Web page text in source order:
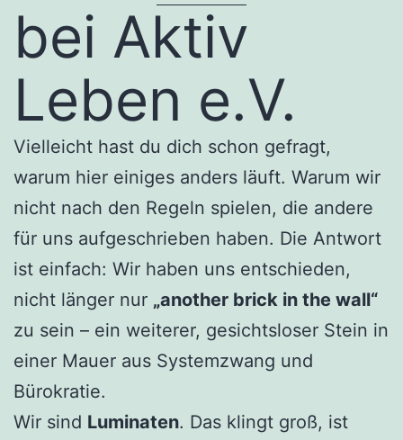
bei Aktiv
Leben e.V.
Vielleicht hast du dich schon gefragt,
warum hier einiges anders läuft. Warum wir
nicht nach den Regeln spielen, die andere
für uns aufgeschrieben haben. Die Antwort
ist einfach: Wir haben uns entschieden,
nicht länger nur „another brick in the wall“
zu sein – ein weiterer, gesichtsloser Stein in
einer Mauer aus Systemzwang und
Bürokratie.
Wir sind Luminaten. Das klingt groß, ist